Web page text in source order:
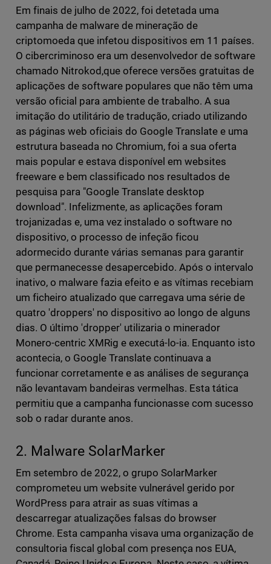
Em finais de julho de 2022, foi detetada uma
campanha de malware de mineração de
criptomoeda que infetou dispositivos em 11 países.
O cibercriminoso era um desenvolvedor de software
chamado Nitrokod,que oferece versões gratuitas de
aplicações de software populares que não têm uma
versão oficial para ambiente de trabalho. A sua
imitação do utilitário de tradução, criado utilizando
as páginas web oficiais do Google Translate e uma
estrutura baseada no Chromium, foi a sua oferta
mais popular e estava disponível em websites
freeware e bem classificado nos resultados de
pesquisa para "Google Translate desktop
download". Infelizmente, as aplicações foram
trojanizadas e, uma vez instalado o software no
dispositivo, o processo de infeção ficou
adormecido durante várias semanas para garantir
que permanecesse desapercebido. Após o intervalo
inativo, o malware fazia efeito e as vítimas recebiam
um ficheiro atualizado que carregava uma série de
quatro 'droppers' no dispositivo ao longo de alguns
dias. O último 'dropper' utilizaria o minerador
Monero-centric XMRig e executá-lo-ia. Enquanto isto
acontecia, o Google Translate continuava a
funcionar corretamente e as análises de segurança
não levantavam bandeiras vermelhas. Esta tática
permitiu que a campanha funcionasse com sucesso
sob o radar durante anos.
2. Malware SolarMarker
Em setembro de 2022, o grupo SolarMarker
comprometeu um website vulnerável gerido por
WordPress para atrair as suas vítimas a
descarregar atualizações falsas do browser
Chrome. Esta campanha visava uma organização de
consultoria fiscal global com presença nos EUA,